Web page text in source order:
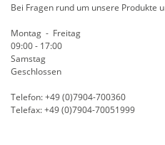
Bei Fragen rund um unsere Produkte
Montag - Freitag
09:00 - 17:00
Samstag
Geschlossen
Telefon: +49 (0)7904-700360
Telefax: +49 (0)7904-70051999